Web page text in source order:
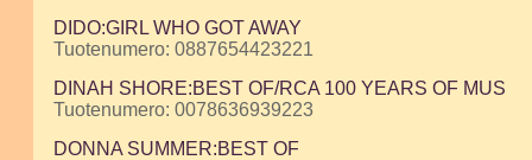
DIDO:GIRL WHO GOT AWAY
Tuotenumero: 0887654423221
DINAH SHORE:BEST OF/RCA 100 YEARS OF MUS
Tuotenumero: 0078636939223
DONNA SUMMER:BEST OF